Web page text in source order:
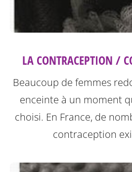
LA CONTRACEPTION /
Beaucoup de femmes
enceinte à un moment
choisi. En France, de
contraception